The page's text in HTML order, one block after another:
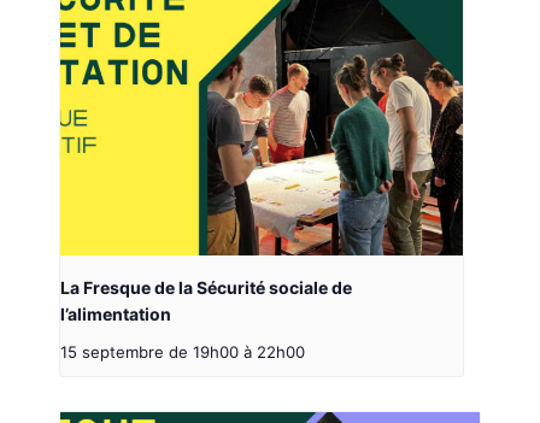
La Fresque de la Sécurité sociale de
l’alimentation
15 septembre de 19h00 à 22h00